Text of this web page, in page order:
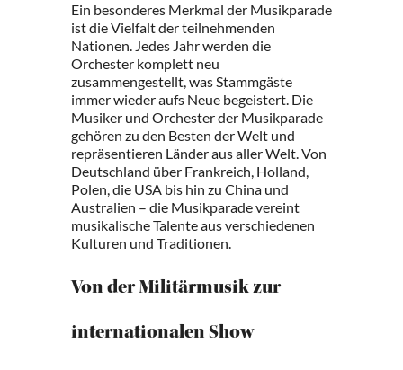
Ein besonderes Merkmal der Musikparade
ist die Vielfalt der teilnehmenden
Nationen. Jedes Jahr werden die
Orchester komplett neu
zusammengestellt, was Stammgäste
immer wieder aufs Neue begeistert. Die
Musiker und Orchester der Musikparade
gehören zu den Besten der Welt und
repräsentieren Länder aus aller Welt. Von
Deutschland über Frankreich, Holland,
Polen, die USA bis hin zu China und
Australien – die Musikparade vereint
musikalische Talente aus verschiedenen
Kulturen und Traditionen.
Von der Militärmusik zur
internationalen Show